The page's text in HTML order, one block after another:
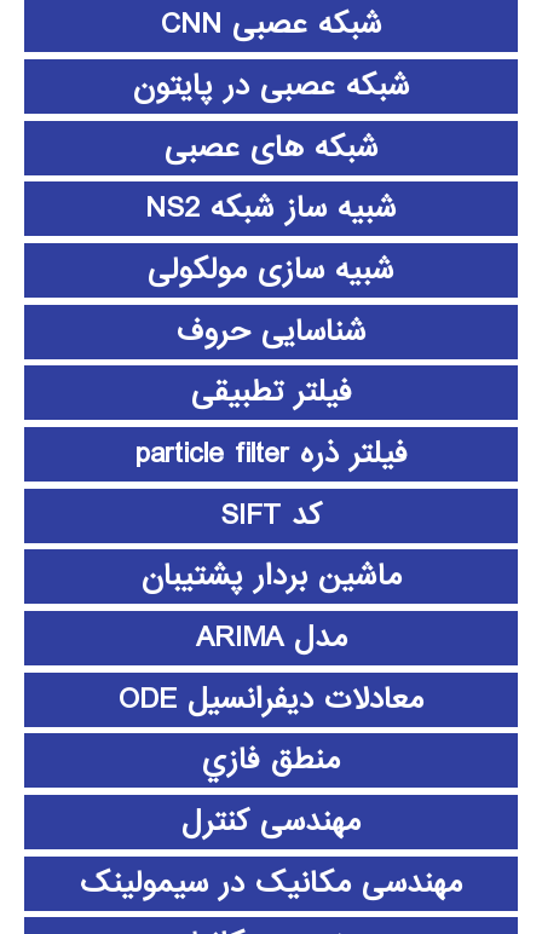
شبکه عصبی CNN
شبکه عصبی در پایتون
شبکه های عصبی
شبیه ساز شبکه NS2
شبیه سازی مولکولی
شناسایی حروف
فیلتر تطبیقی
فیلتر ذره particle filter
کد SIFT
ماشین بردار پشتیبان
مدل ARIMA
معادلات دیفرانسیل ODE
منطق فازي
مهندسی کنترل
مهندسی مکانیک در سیمولینک